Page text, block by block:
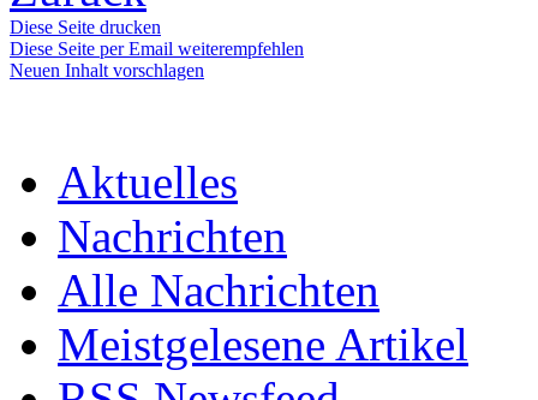
Diese Seite drucken
Diese Seite per Email weiterempfehlen
Neuen Inhalt vorschlagen
Aktuelles
Nachrichten
Alle Nachrichten
Meistgelesene Artikel